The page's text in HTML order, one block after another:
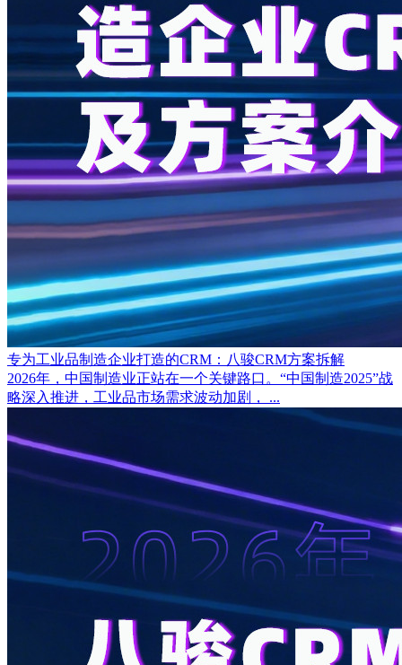
专为工业品制造企业打造的CRM：八骏CRM方案拆解
2026年，中国制造业正站在一个关键路口。“中国制造2025”战
略深入推进，工业品市场需求波动加剧， ...